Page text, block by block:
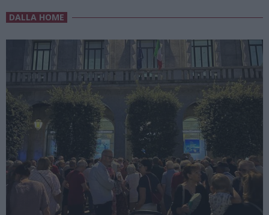
DALLA HOME